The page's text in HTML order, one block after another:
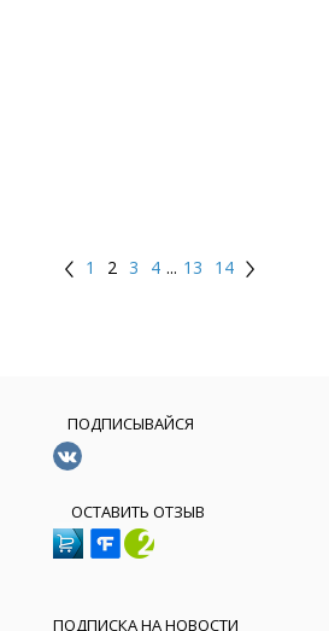
1 2 3 4 ... 13 14
ПОДПИСЫВАЙСЯ
ОСТАВИТЬ ОТЗЫВ
ПОДПИСКА НА НОВОСТИ